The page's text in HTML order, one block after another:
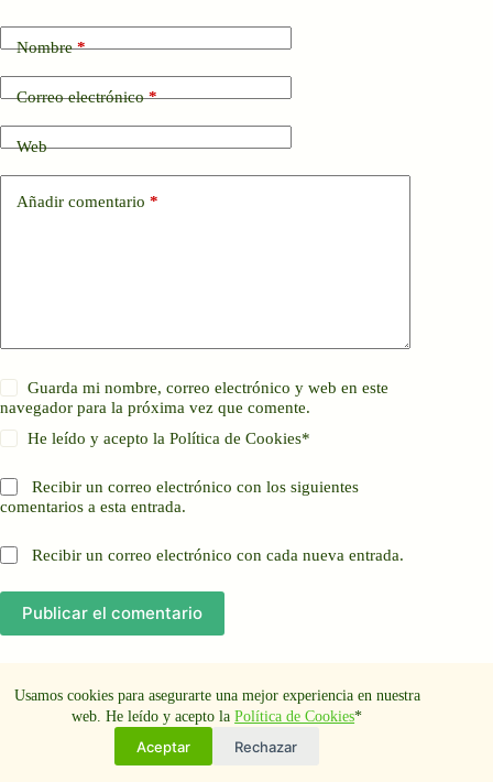
Usamos cookies para asegurarte una mejor experiencia en nuestra
web. He leído y acepto laPolítica de Cookies*
Aceptar Rechazar
Nombre*
Correo electrónico*
Web
Añadir comentario *
Guarda mi nombre, correo electrónico y web en este
navegador para la próxima vez que comente.
He leído y acepto laPolítica de Cookies*
Recibir un correo electrónico con los siguientes
comentarios a esta entrada.
Recibir un correo electrónico con cada nueva entrada.
Publicar el comentario
Aviso Legal
Política de cookies
Política de privacidad